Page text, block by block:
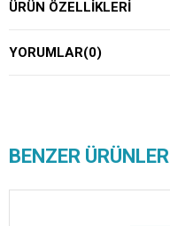
ÜRÜN ÖZELLIKLERI
YORUMLAR(0)
BENZER ÜRÜNLER